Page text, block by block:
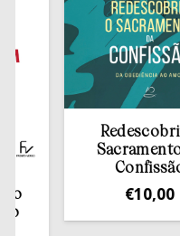
Redescobrir o
Sacramento da
Confissão
10,00